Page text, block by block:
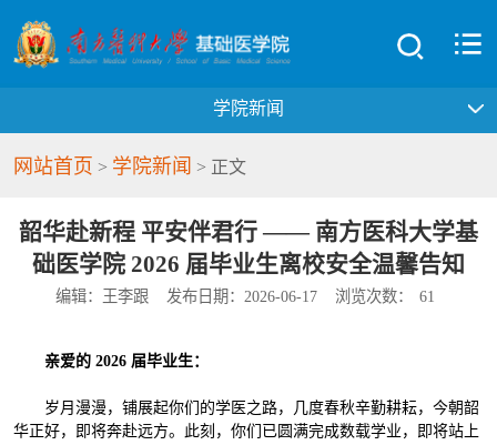
学院新闻
网站首页 > 学院新闻 > 正文
韶华赴新程 平安伴君行 —— 南方医科大学基
础医学院 2026 届毕业生离校安全温馨告知
编辑：王李跟 发布日期：2026-06-17 浏览次数： 61
亲爱的 2026 届毕业生：
岁月漫漫，铺展起你们的学医之路，几度春秋辛勤耕耘，今朝韶
华正好，即将奔赴远方。此刻，你们已圆满完成数载学业，即将站上